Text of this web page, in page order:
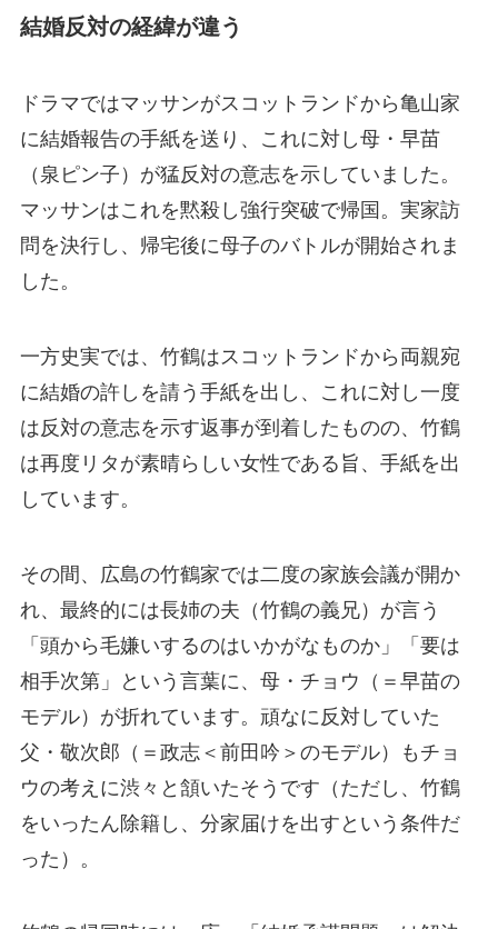
結婚反対の経緯が違う
ドラマではマッサンがスコットランドから亀山家
に結婚報告の手紙を送り、これに対し母・早苗
（泉ピン子）が猛反対の意志を示していました。
マッサンはこれを黙殺し強行突破で帰国。実家訪
問を決行し、帰宅後に母子のバトルが開始されま
した。
一方史実では、竹鶴はスコットランドから両親宛
に結婚の許しを請う手紙を出し、これに対し一度
は反対の意志を示す返事が到着したものの、竹鶴
は再度リタが素晴らしい女性である旨、手紙を出
しています。
その間、広島の竹鶴家では二度の家族会議が開か
れ、最終的には長姉の夫（竹鶴の義兄）が言う
「頭から毛嫌いするのはいかがなものか」「要は
相手次第」という言葉に、母・チョウ（＝早苗の
モデル）が折れています。頑なに反対していた
父・敬次郎（＝政志＜前田吟＞のモデル）もチョ
ウの考えに渋々と頷いたそうです（ただし、竹鶴
をいったん除籍し、分家届けを出すという条件だ
った）。